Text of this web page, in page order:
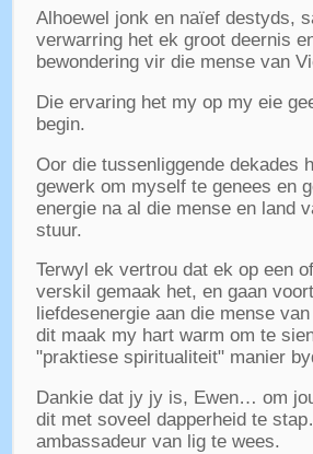
Alhoewel jonk en naïef destyds,
verwarring het ek groot deernis
bewondering vir die mense van
Die ervaring het my op my eie
begin.
Oor die tussenliggende dekades
gewerk om myself te genees en
energie na al die mense en land
stuur.
Terwyl ek vertrou dat ek op een
verskil gemaak het, en gaan
liefdesenergie aan die mense
dit maak my hart warm om te
"praktiese spiritualiteit" manier
Dankie dat jy jy is, Ewen… om
dit met soveel dapperheid te
ambassadeur van lig te wees.